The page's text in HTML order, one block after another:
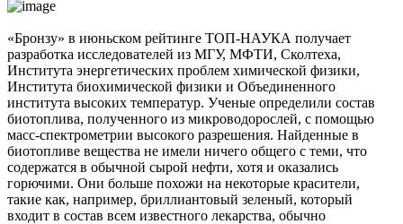
«Бронзу» в июньском рейтинге ТОП-НАУКА получает
разработка исследователей из МГУ, МФТИ, Сколтеха,
Института энергетических проблем химической физики,
Института биохимической физики и Объединенного
института высоких температур. Ученые определили состав
биотоплива, полученного из микроводорослей, с помощью
масс-спектрометрии высокого разрешения. Найденные в
биотопливе вещества не имели ничего общего с теми, что
содержатся в обычной сырой нефти, хотя и оказались
горючими. Они больше похожи на некоторые красители,
такие как, например, бриллиантовый зеленый, который
входит в состав всем известного лекарства, обычно